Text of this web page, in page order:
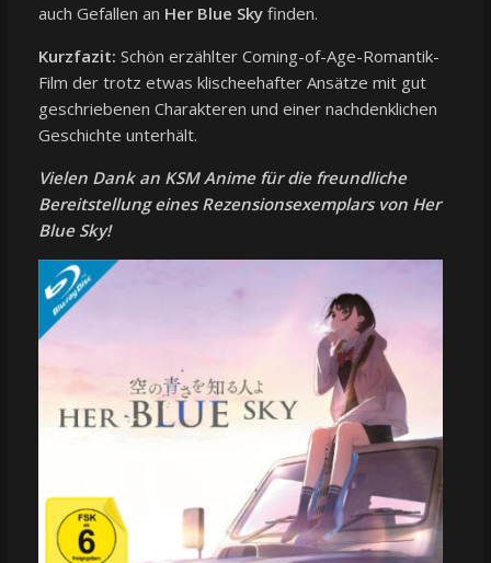
auch Gefallen an Her Blue Skyfinden.
Kurzfazit: Schön erzählter Coming-of-Age-Romantik-
Film der trotz etwas klischeehafter Ansätze mit gut
geschriebenen Charakteren und einer nachdenklichen
Geschichte unterhält.
Vielen Dank an KSM Anime für die freundliche
Bereitstellung eines Rezensionsexemplars von Her
Blue Sky!